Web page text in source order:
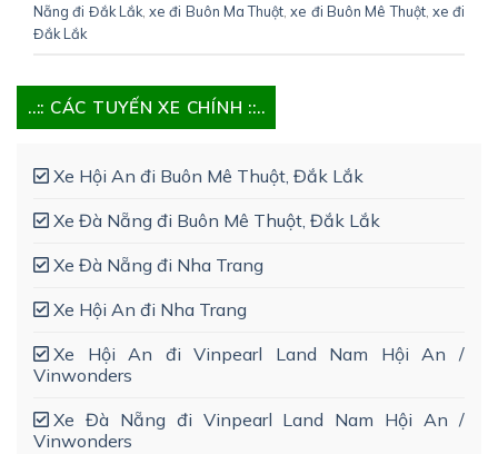
Nẵng đi Đắk Lắk,xe đi Buôn Ma Thuột ,xe đi Buôn Mê Thuột, xe đi
Đắk Lắk
..:: CÁC TUYẾN XE CHÍNH ::..
Xe Hội An đi Buôn Mê Thuột, Đắk Lắk
Xe Đà Nẵng đi Buôn Mê Thuột, Đắk Lắk
Xe Đà Nẵng đi Nha Trang
Xe Hội An đi Nha Trang
Xe Hội An đi Vinpearl Land Nam Hội An /
Vinwonders
Xe Đà Nẵng đi Vinpearl Land Nam Hội An /
Vinwonders